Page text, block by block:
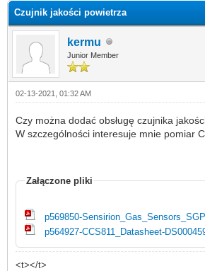
Czujnik jakości powietrza
kermu
Junior Member
02-13-2021, 01:32 AM
Czy można dodać obsługę czujnika
W szczególności interesuje mnie pomiar
Załączone pliki
p569850-
p564927-CCS811_Datasheet-
<t></t>